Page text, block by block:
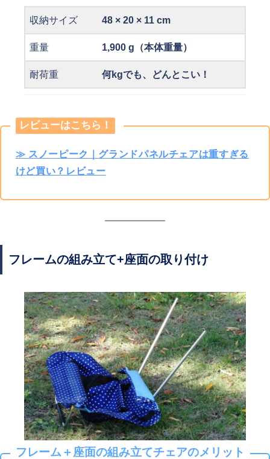
収納サイズ 48 × 20 × 11 cm
重量 1,900 g （本体重量）
耐荷重 何kgでも、どんとこい！
レビューはこちら！
≫ スノーピーク｜グランドパネルチェアは重すぎる
けど買い？レビュー
フレームの組み立て+座面の取り付け
フレーム＋座面の組み立てチェアのメリット